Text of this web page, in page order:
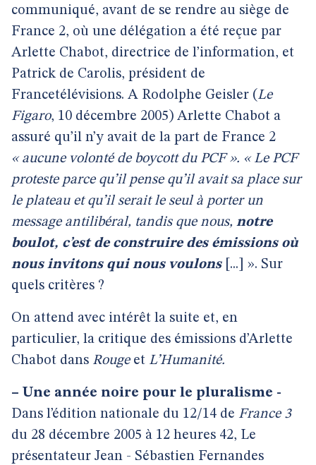
communiqué, avant de se rendre au siège de
France 2, où une délégation a été reçue par
Arlette Chabot, directrice de l’information, et
Patrick de Carolis, président de
Francetélévisions. A Rodolphe Geisler (Le
Figaro, 10 décembre 2005) Arlette Chabot a
assuré qu’il n’y avait de la part de France 2
« aucune volonté de boycott du PCF ». « Le PCF
proteste parce qu’il pense qu’il avait sa place sur
le plateau et qu’il serait le seul à porter un
message antilibéral, tandis que nous, notre
boulot, c’est de construire des émissions où
nous invitons qui nous voulons [...] ». Sur
quels critères ?
On attend avec intérêt la suite et, en
particulier, la critique des émissions d’Arlette
Chabot dans Rouge et L’Humanité.
– Une année noire pour le pluralisme -
Dans l’édition nationale du 12/14 de France 3
du 28 décembre 2005 à 12 heures 42, Le
présentateur Jean - Sébastien Fernandes